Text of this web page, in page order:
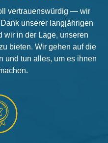
vertrauenswürdig — wir
unserer langjährigen
wir in der Lage, unseren
bieten. Wir gehen auf die
und tun alles, um es ihnen